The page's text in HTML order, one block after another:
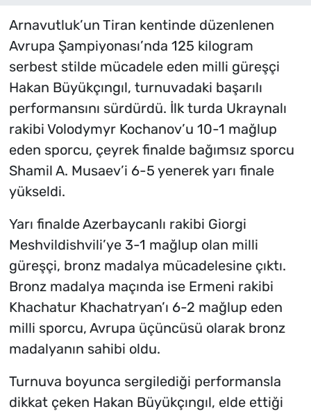
Arnavutluk’un Tiran kentinde düzenlenen
Avrupa Şampiyonası’nda 125 kilogram
serbest stilde mücadele eden milli güreşçi
Hakan Büyükçıngıl, turnuvadaki başarılı
performansını sürdürdü. İlk turda Ukraynalı
rakibi Volodymyr Kochanov’u 10-1 mağlup
eden sporcu, çeyrek finalde bağımsız sporcu
Shamil A. Musaev’i 6-5 yenerek yarı finale
yükseldi.
Yarı finalde Azerbaycanlı rakibi Giorgi
Meshvildishvili’ye 3-1 mağlup olan milli
güreşçi, bronz madalya mücadelesine çıktı.
Bronz madalya maçında ise Ermeni rakibi
Khachatur Khachatryan’ı 6-2 mağlup eden
milli sporcu, Avrupa üçüncüsü olarak bronz
madalyanın sahibi oldu.
Turnuva boyunca sergilediği performansla
dikkat çeken Hakan Büyükçıngıl, elde ettiği